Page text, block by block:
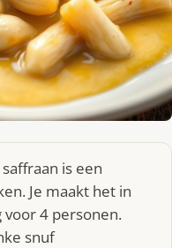
is een
Je maakt het in
4 personen.
snuf